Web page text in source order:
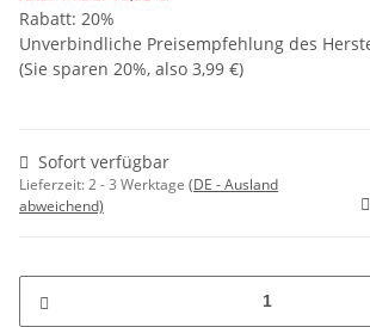
Rabatt: 20%
Unverbindliche Preisempfehlung des
(Sie sparen 20%, also 3,99 €)
Sofort verfügbar
Lieferzeit:2 - 3 Werktage (DE - Ausland
abweichend)